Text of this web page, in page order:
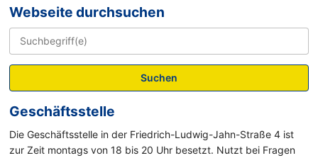
Webseite durchsuchen
Suchen
Geschäftsstelle
Die Geschäftsstelle in der Friedrich-Ludwig-Jahn-Straße 4 ist
zur Zeit montags von 18 bis 20 Uhr besetzt. Nutzt bei Fragen